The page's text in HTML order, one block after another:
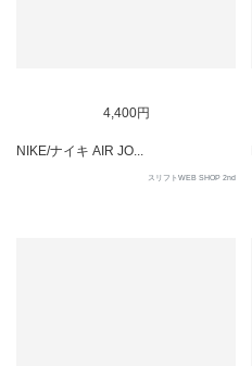
4,400円
NIKE/ナイキ AIR JO...
スリフトWEB SHOP 2nd